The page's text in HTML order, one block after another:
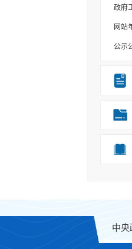
政府
网站
公示
重大
结
部门
应急
重点
中央